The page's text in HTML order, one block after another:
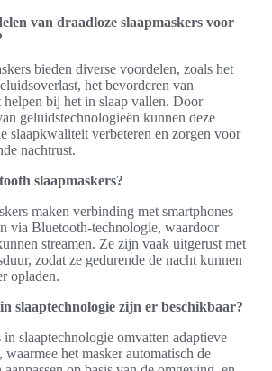
van draadloze slaapmaskers voor
bieden diverse voordelen, zoals het
het bevorderen van
helpen bij het in slaap vallen. Door
geluidstechnologieën kunnen deze
slaapkwaliteit verbeteren en zorgen voor
nachtrust.
slaapmaskers?
maken verbinding met smartphones
via Bluetooth-technologie, waardoor
streamen. Ze zijn vaak uitgerust met
zodat ze gedurende de nacht kunnen
opladen.
slaaptechnologie zijn er beschikbaar?
slaaptechnologie omvatten adaptieve
het masker automatisch de